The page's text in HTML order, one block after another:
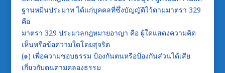
ฐานหมิ่นประมาท ได้แก่บุคคลที่ซึ่งบัญญัติไว้ตามมาตรา 329
คือ
มาตรา 329 ประมวลกฎหมายอาญา คือ ผู้ใดแสดงความคิด
เห็นหรือข้อความใดโดยสุจริต
(๑) เพื่อความชอบธรรม ป้องกันตนหรือป้องกันส่วนได้เสีย
เกี่ยวกับตนตามคลองธรรม